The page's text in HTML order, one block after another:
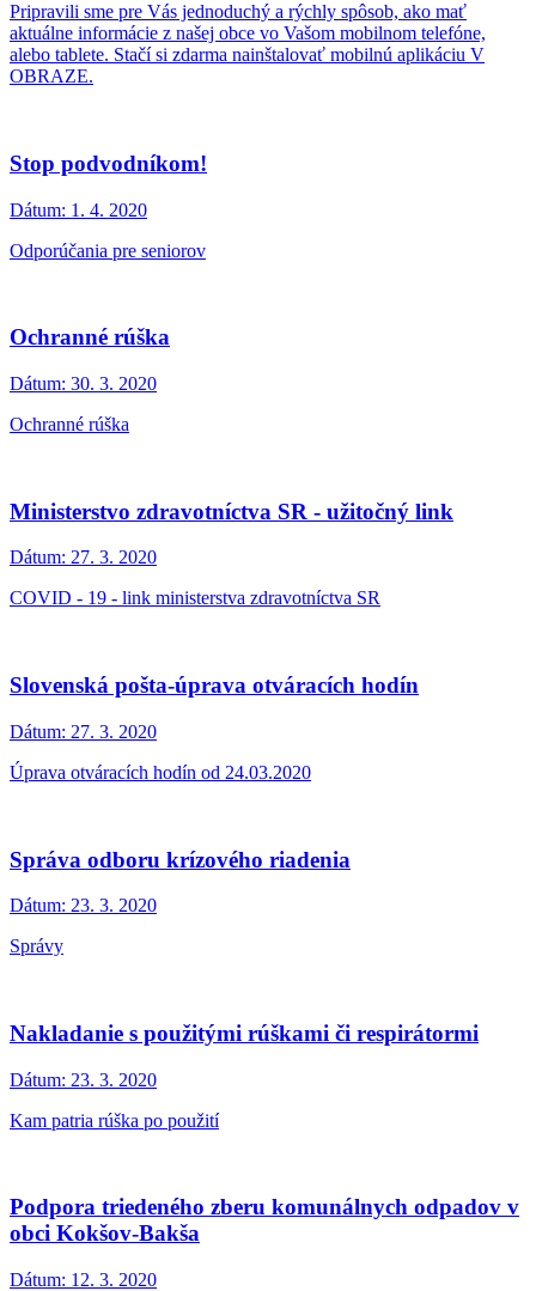
Pripravili sme pre Vás jednoduchý a rýchly spôsob, ako mať
aktuálne informácie z našej obce vo Vašom mobilnom telefóne,
alebo tablete. Stačí si zdarma nainštalovať mobilnú aplikáciu V
OBRAZE.
Stop podvodníkom!
Dátum: 1. 4. 2020
Odporúčania pre seniorov
Ochranné rúška
Dátum: 30. 3. 2020
Ochranné rúška
Ministerstvo zdravotníctva SR - užitočný link
Dátum: 27. 3. 2020
COVID - 19 - link ministerstva zdravotníctva SR
Slovenská pošta-úprava otváracích hodín
Dátum: 27. 3. 2020
Úprava otváracích hodín od 24.03.2020
Správa odboru krízového riadenia
Dátum: 23. 3. 2020
Správy
Nakladanie s použitými rúškami či respirátormi
Dátum: 23. 3. 2020
Kam patria rúška po použití
Podpora triedeného zberu komunálnych odpadov v
obci Kokšov-Bakša
Dátum: 12. 3. 2020